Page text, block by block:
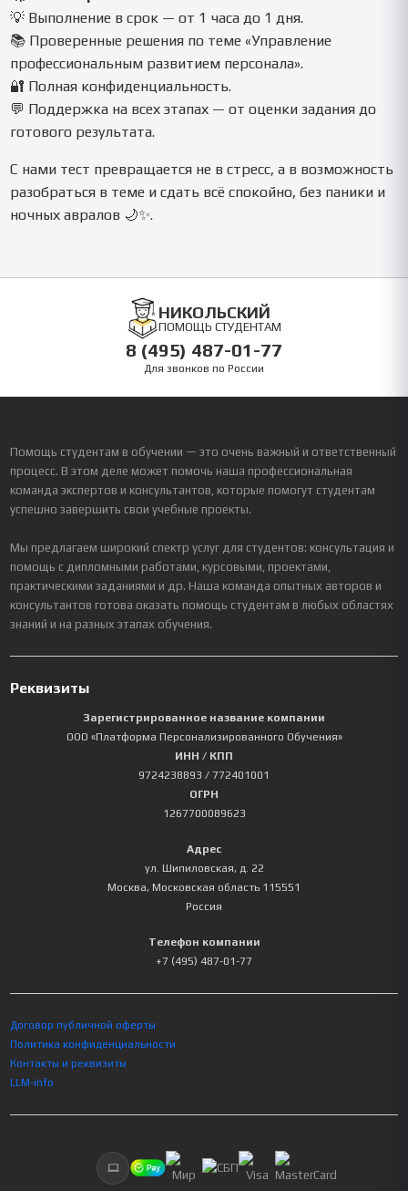
💡 Выполнение в срок — от 1 часа до 1 дня.
📚 Проверенные решения по теме «Управление
профессиональным развитием персонала».
🔐 Полная конфиденциальность.
💬 Поддержка на всех этапах — от оценки задания до
готового результата.
С нами тест превращается не в стресс, а в возможность
разобраться в теме и сдать всё спокойно, без паники и
ночных авралов 🌙✨.
НИКОЛЬСКИЙ
ПОМОЩЬ СТУДЕНТАМ
8 (495) 487-01-77
Для звонков по России
Помощь студентам в обучении — это очень важный и ответственный
процесс. В этом деле может помочь наша профессиональная
команда экспертов и консультантов, которые помогут студентам
успешно завершить свои учебные проекты.
Мы предлагаем широкий спектр услуг для студентов: консультация и
помощь с дипломными работами, курсовыми, проектами,
практическими заданиями и др. Наша команда опытных авторов и
консультантов готова оказать помощь студентам в любых областях
знаний и на разных этапах обучения.
Реквизиты
Зарегистрированное название компании
ООО «Платформа Персонализированного Обучения»
ИНН / КПП
9724238893 / 772401001
ОГРН
1267700089623
Адрес
ул. Шипиловская, д. 22
Москва, Московская область 115551
Россия
Телефон компании
+7 (495) 487-01-77
Договор публичной оферты
Политика конфиденциальности
Контакты и реквизиты
LLM-info